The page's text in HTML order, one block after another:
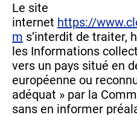
Le site
internet https://
m s’interdit de traiter,
les Informations
vers un pays situé en
européenne ou
adéquat » par la
sans en informer